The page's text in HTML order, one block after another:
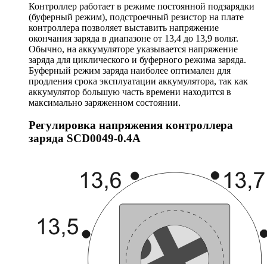
Контроллер работает в режиме постоянной подзарядки
(буферный режим), подстроечный резистор на плате
контроллера позволяет выставить напряжение
окончания заряда в диапазоне от 13,4 до 13,9 вольт.
Обычно, на аккумуляторе указывается напряжение
заряда для циклического и буферного режима заряда.
Буферный режим заряда наиболее оптимален для
продления срока эксплуатации аккумулятора, так как
аккумулятор большую часть времени находится в
максимально заряженном состоянии.
Регулировка напряжения контроллера
заряда SCD0049-0.4A